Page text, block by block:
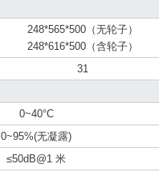
248*565*500（无轮子）
248*616*500（含轮子）
31
0~40°C
0~95%(无凝露)
≤50dB@1 米